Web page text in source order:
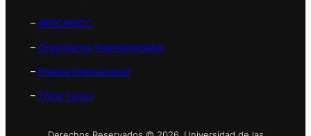
– APEC/PECC
– Organismos Internacionales
– Prensa Internacional
– Think Tanks